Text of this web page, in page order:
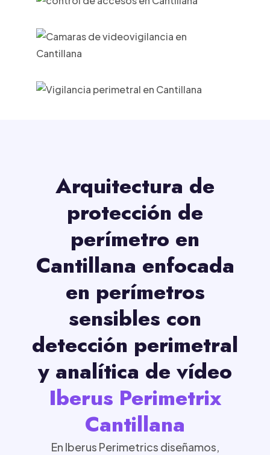
Arquitectura de
protección de
perímetro en
Cantillana enfocada
en perímetros
sensibles con
detección perimetral
y analítica de vídeo
Iberus Perimetrix
Cantillana
En Iberus Perimetrics diseñamos,